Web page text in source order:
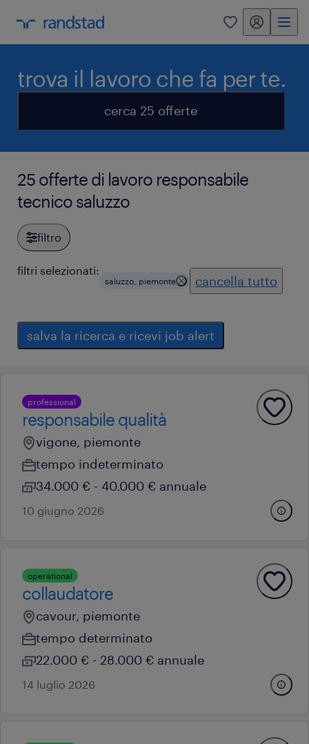
0 my randstad
trova il lavoro che fa per te.
cerca 25 offerte
25 offerte di lavoro responsabile
tecnico saluzzo
filtro
filtri selezionati:
saluzzo, piemonte cancella tutto
salva la ricerca e ricevi job alert
professional
responsabile qualità
vigone, piemonte
tempo indeterminato
34.000 € - 40.000 € annuale
10 giugno 2026
operational
collaudatore
cavour, piemonte
tempo determinato
22.000 € - 28.000 € annuale
14 luglio 2026